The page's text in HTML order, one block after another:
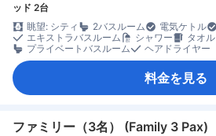
ッド 2台
眺望: シティ
2バスルーム 電気ケトル
エキストラバスルーム
シャワー タオル
プライベートバスルーム
ヘアドライヤー
料金を見る
ファミリー（3名） (Family 3 Pax)